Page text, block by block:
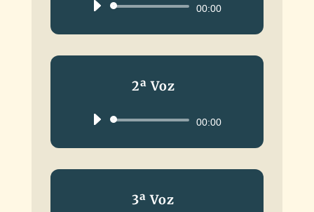
Reproductor00:00
2ª Voz
Reproductor00:00
3ª Voz